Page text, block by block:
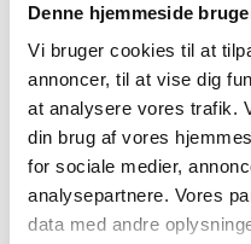
Denne hjemmeside
Vi bruger cookies til at
annoncer, til at vise dig
at analysere vores trafik.
din brug af vores
for sociale medier,
analysepartnere. Vores
data med andre
vores forening kan
er grunden under
hærdes, men den
fremad – og fremad,
Sammen